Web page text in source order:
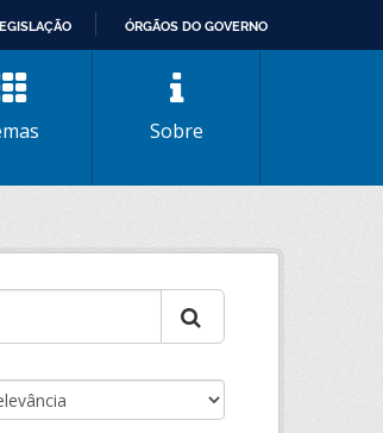
ÓRGÃOS DO GOVERNO
Sobre